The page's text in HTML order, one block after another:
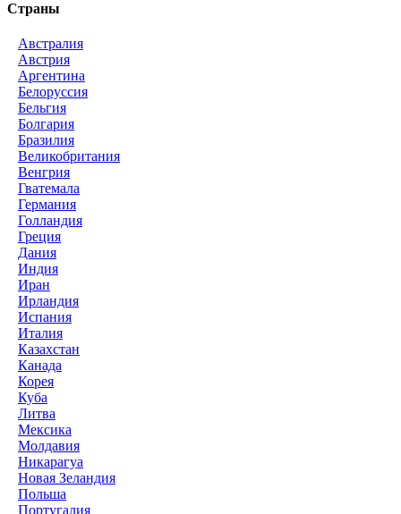
Страны
Австралия
Австрия
Аргентина
Белоруссия
Бельгия
Болгария
Бразилия
Великобритания
Венгрия
Гватемала
Германия
Голландия
Греция
Дания
Индия
Иран
Ирландия
Испания
Италия
Казахстан
Канада
Корея
Куба
Литва
Мексика
Молдавия
Никарагуа
Новая Зеландия
Польша
Португалия